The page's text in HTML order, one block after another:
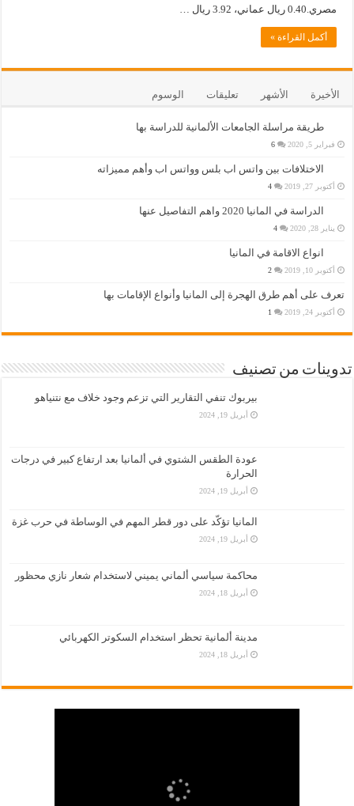
مصري.0.40 ريال عماني، 3.92 ريال …
أكمل القراءة »
الأخيرة الأشهر تعليقات الوسوم
طريقة مراسلة الجامعات الألمانية للدراسة بها
فبراير 5, 2020 6
الاختلافات بين واتس اب بلس وواتس اب وأهم مميزاته
أكتوبر 27, 2019 4
الدراسة في المانيا 2020 واهم التفاصيل عنها
يناير 28, 2020 4
انواع الاقامة في المانيا
أكتوبر 10, 2019 2
تعرف على أهم طرق الهجرة إلى المانيا وأنواع الإقامات بها
أكتوبر 24, 2019 1
تدوينات من تصنيف
بيربوك تنفي التقارير التي تزعم وجود خلاف مع نتنياهو
أبريل 19, 2024
عودة الطقس الشتوي في ألمانيا بعد ارتفاع كبير في درجات
الحرارة
أبريل 19, 2024
المانيا تؤكّد على دور قطر المهم في الوساطة في حرب غزة
أبريل 19, 2024
محاكمة سياسي ألماني يميني لاستخدام شعار نازي محظور
أبريل 18, 2024
مدينة ألمانية تحظر استخدام السكوتر الكهربائي
أبريل 18, 2024